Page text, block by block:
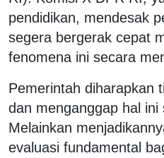
pendidikan, mendesak
segera bergerak cepat
fenomena ini secara
Pemerintah diharapkan
dan menganggap hal ini
Melainkan
evaluasi fundamental